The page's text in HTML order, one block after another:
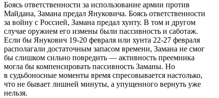
Боясь ответственности за использование армии против
Майдана, Замана предал Януковича. Боясь ответственности
за войну с Россией, Замана предал хунту. В том и другом
случае оружием его измены были пассивность и саботаж.
Если бы Янукович 19-20 февраля или хунта 22-27 февраля
располагали достаточным запасом времени, Замана не смог
бы слишком сильно повредить — активность преемника
могла бы компенсировать пассивность Заманы. Но
в судьбоносные моменты время спресовывается настолько,
что не бывает лишней минуты, а упущенного вернуть уже
нельзя.